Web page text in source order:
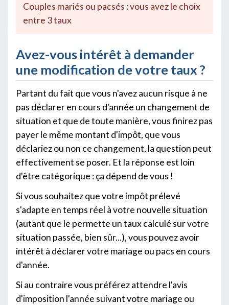
Couples mariés ou pacsés : vous avez le choix
entre 3 taux
Avez-vous intérêt à demander
une modification de votre taux ?
Partant du fait que vous n'avez aucun risque à ne
pas déclarer en cours d'année un changement de
situation et que de toute manière, vous finirez pas
payer le même montant d'impôt, que vous
déclariez ou non ce changement, la question peut
effectivement se poser. Et la réponse est loin
d'être catégorique : ça dépend de vous !
Si vous souhaitez que votre impôt prélevé
s'adapte en temps réel à votre nouvelle situation
(autant que le permette un taux calculé sur votre
situation passée, bien sûr...), vous pouvez avoir
intérêt à déclarer votre mariage ou pacs en cours
d'année.
Si au contraire vous préférez attendre l'avis
d'imposition l'année suivant votre mariage ou